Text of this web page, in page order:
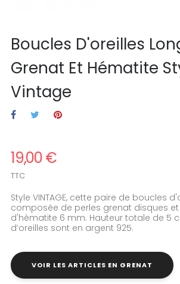
Boucles D'oreilles
Grenat Et Hématite
Vintage
19,00 €
TTC
Style VINTAGE, cette paire de boucles
composée de perles grenat disques
d'hématite 6 mm. Hauteur totale de 5
d’oreilles sont en argent 925.
VOIR LES ARTICLES EN GRENAT